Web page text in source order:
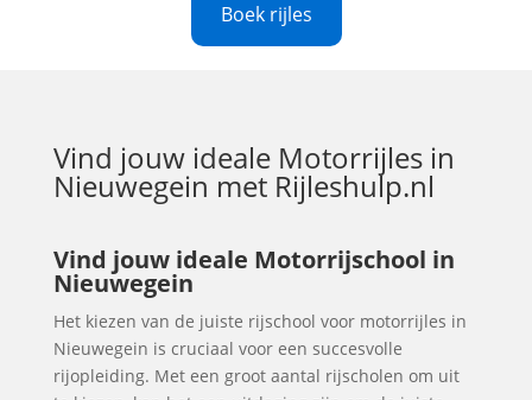
Boek rijles
Vind jouw ideale Motorrijles in
Nieuwegein met Rijleshulp.nl
Vind jouw ideale Motorrijschool in
Nieuwegein
Het kiezen van de juiste rijschool voor motorrijles in
Nieuwegein is cruciaal voor een succesvolle
rijopleiding. Met een groot aantal rijscholen om uit